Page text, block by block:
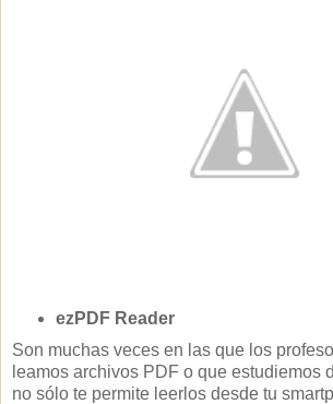
ezPDF Reader
Son muchas veces en las que los
leamos archivos PDF o que estudiemos
no sólo te permite leerlos desde tu